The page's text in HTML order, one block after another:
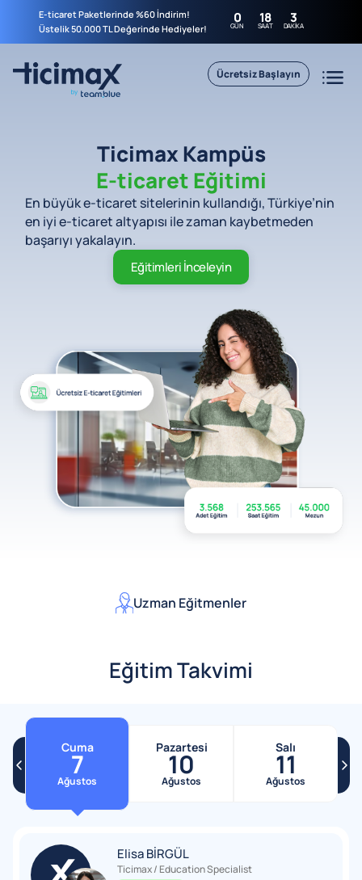
E-ticaret Paketlerinde %60 İndirim!
Üstelik 50.000 TL Değerinde Hediyeler!
0
GÜN 18
SAAT 3
DAKIKA
Ücretsiz Başlayın
Ticimax Kampüs
E-ticaret Eğitimi
En büyük e-ticaret sitelerinin kullandığı, Türkiye’nin
en iyi e-ticaret altyapısı ile zaman kaybetmeden
başarıyı yakalayın.
Eğitimleri İnceleyin
Eğitim Takvimi
Cuma
7
Ağustos
Pazartesi
10
Ağustos
Salı
11
Ağustos
Elisa BİRGÜL
Ticimax / Education Specialist